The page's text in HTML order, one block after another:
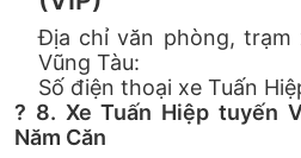
Địa chỉ văn phòng, trạm
Vũng Tàu:
Số điện thoại xe Tuấn
? 8. Xe Tuấn Hiệp tuyến
Năm Căn